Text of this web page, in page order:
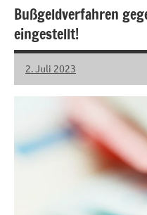
Bußgeldverfahren
eingestellt!
2. Juli 2023
LHL
Keine
Kommentare